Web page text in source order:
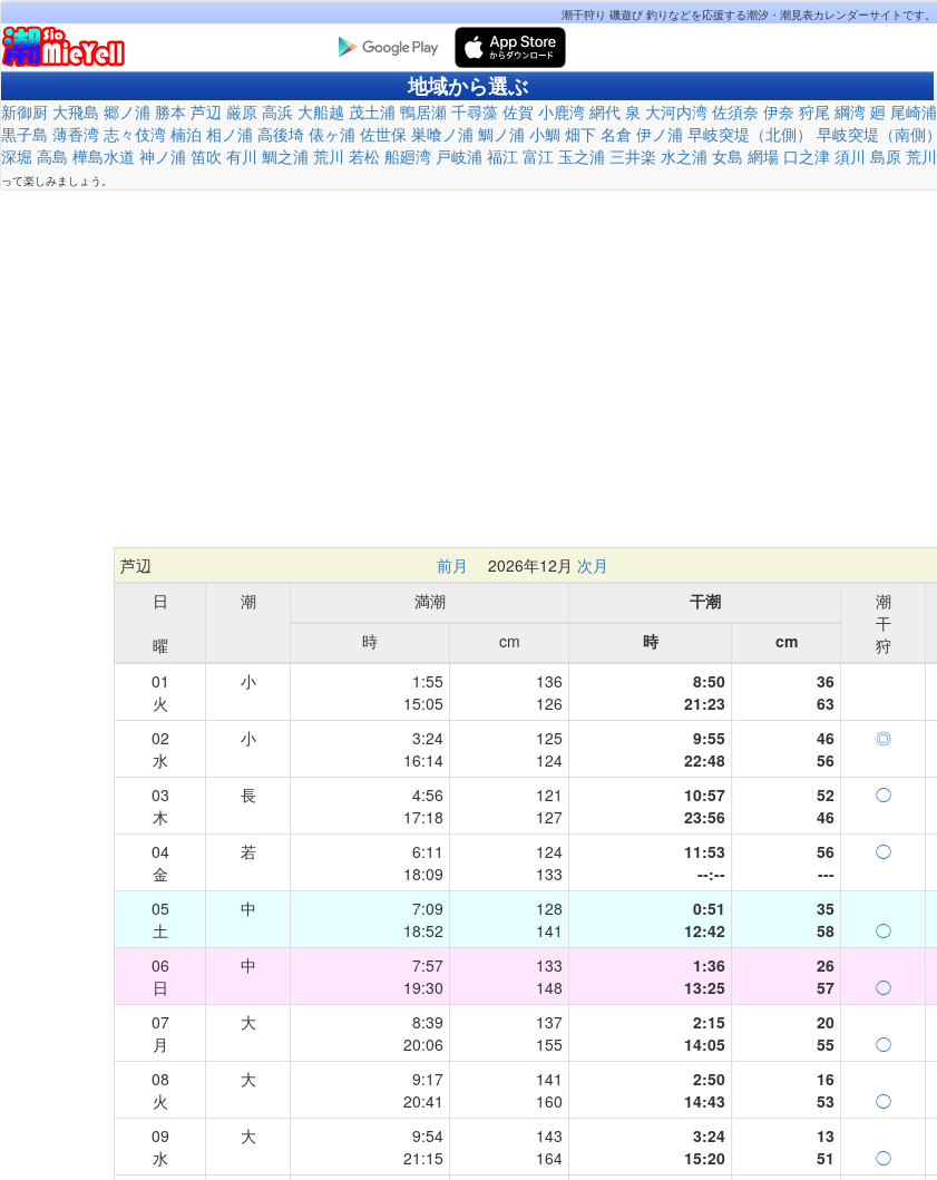
潮干狩り 磯遊び 釣りなどを応援する潮汐・潮見表カレンダーサイトです。
地域から選ぶ
新御厨 大飛島 郷ノ浦 勝本 芦辺 厳原 高浜 大船越 茂土浦 鴨居瀬 千尋藻 佐賀 小鹿湾 網代 泉 大河内湾 佐須奈 伊奈 狩尾 綱湾 廻 尾崎浦
黒子島 薄香湾 志々伎湾 楠泊 相ノ浦 高後埼 俵ヶ浦 佐世保 巣喰ノ浦 鯛ノ浦 小鯛 畑下 名倉 伊ノ浦 早岐突堤（北側） 早岐突堤（南側）
深堀 高島 樺島水道 神ノ浦 笛吹 有川 鯛之浦 荒川 若松 船廻湾 戸岐浦 福江 富江 玉之浦 三井楽 水之浦 女島 網場 口之津 須川 島原 荒川
って楽しみましょう。
芦辺 前月 2026年12月 次月
日
曜
潮 満潮 干潮
潮
干
狩
時
cm 時
cm
01
火
小
1:55
15:05
136
126
8:50
21:23
36
63
02
水
小
3:24
16:14
125
124
9:55
22:48
46
56
◎
03
木
長
4:56
17:18
121
127
10:57
23:56
52
46
◯
04
金
若
6:11
18:09
124
133
11:53
--:--
56
---
◯
05
土
中
7:09
18:52
128
141
0:51
12:42
35
58
◯
06
日
中
7:57
19:30
133
148
1:36
13:25
26
57
◯
07
月
大
8:39
20:06
137
155
2:15
14:05
20
55
◯
08
火
大
9:17
20:41
141
160
2:50
14:43
16
53
◯
09
水
大
9:54
21:15
143
164
3:24
15:20
13
51
◯